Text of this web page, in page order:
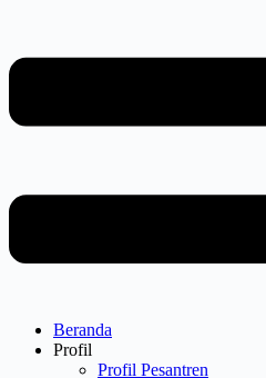
Beranda
Profil
Profil Pesantren